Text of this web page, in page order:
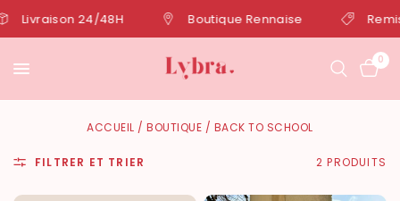
Livraison 24/48H Boutique Rennaise
0
ACCUEIL / BOUTIQUE / BACK TO SCHOOL
FILTRER ET TRIER 2 PRODUITS